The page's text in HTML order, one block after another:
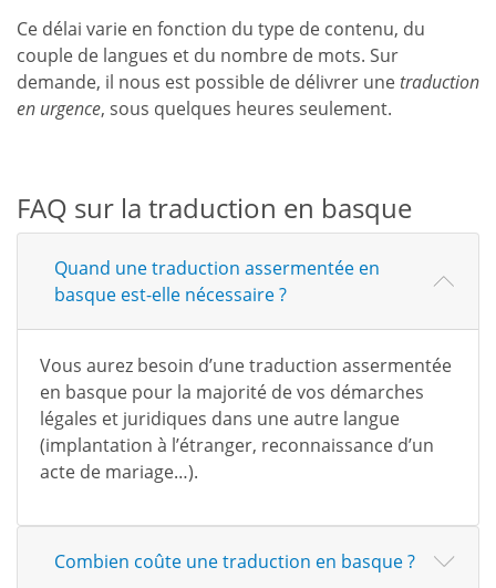
Ce délai varie en fonction du type de contenu, du
couple de langues et du nombre de mots. Sur
demande, il nous est possible de délivrer unetraduction
en urgence, sous quelques heures seulement.
FAQ sur la traduction en basque
Quand une traduction assermentée en
basque est-elle nécessaire ?
Vous aurez besoin d’une traduction assermentée
en basque pour la majorité de vos démarches
légales et juridiques dans une autre langue
(implantation à l’étranger, reconnaissance d’un
acte de mariage…).
Combien coûte une traduction en basque ?